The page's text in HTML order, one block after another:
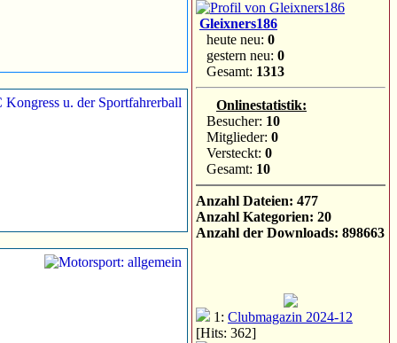
Gleixners186
heute neu: 0
gestern neu: 0
Gesamt: 1313
Onlinestatistik:
Besucher: 10
Mitglieder: 0
Versteckt: 0
Gesamt: 10
Anzahl Dateien: 477
Anzahl Kategorien: 20
Anzahl der Downloads: 898663
Clubmagazin 2024-12
[Hits: 362]
2: Clubmagazin 2024-11